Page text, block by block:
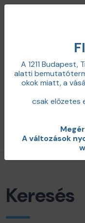
Keresés
A 1211 Budapest,
alatti
okok miatt,a
csak előzetes
A változások